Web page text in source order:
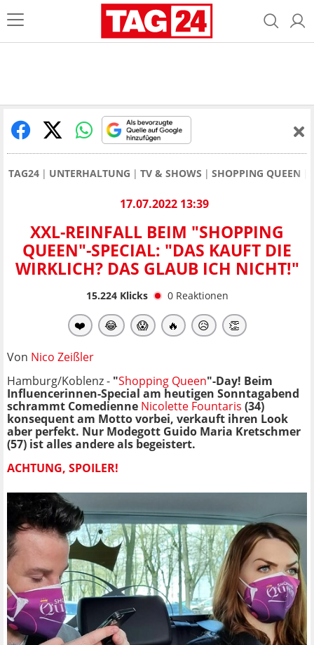
TAG24 UNTERHALTUNG TV & SHOWS SHOPPING QUEEN
17.07.2022 13:39
XXL-REINFALL BEIM "SHOPPING
QUEEN"-SPECIAL: "DAS KAUFT DIE
WIRKLICH? DAS GLAUB ICH NICHT!"
15.224Klicks 0 Reaktionen
❤️ 😂 😱 🔥 😥 👏
Von Nico Zeißler
Hamburg/Koblenz - "Shopping Queen"-Day! Beim
Influencerinnen-Special am heutigen Sonntagabend
schrammt Comedienne Nicolette Fountaris (34)
konsequent am Motto vorbei, verkauft ihren Look
aber perfekt. Nur Modegott Guido Maria Kretschmer
(57) ist alles andere als begeistert.
ACHTUNG, SPOILER!